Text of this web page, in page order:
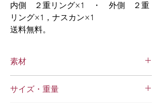
内側 ２重リング×1 ・ 外側 ２重
リング×1，ナスカン×1
送料無料。
素材
サイズ・重量